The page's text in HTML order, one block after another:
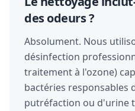
des odeurs ?
Absolument. Nous
désinfection
traitement à l'ozone)
bactéries responsables
putréfaction ou d'urine